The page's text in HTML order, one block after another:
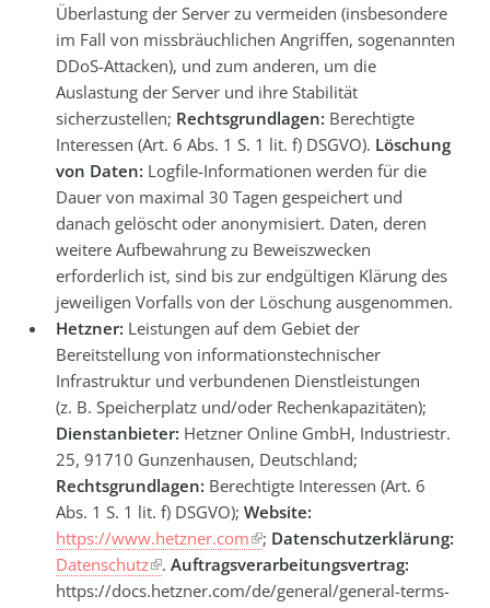
Überlastung der Server zu vermeiden (insbesondere
im Fall von missbräuchlichen Angriffen, sogenannten
DDoS-Attacken), und zum anderen, um die
Auslastung der Server und ihre Stabilität
sicherzustellen; Rechtsgrundlagen: Berechtigte
Interessen (Art. 6 Abs. 1 S. 1 lit. f) DSGVO). Löschung
von Daten: Logfile-Informationen werden für die
Dauer von maximal 30 Tagen gespeichert und
danach gelöscht oder anonymisiert. Daten, deren
weitere Aufbewahrung zu Beweiszwecken
erforderlich ist, sind bis zur endgültigen Klärung des
jeweiligen Vorfalls von der Löschung ausgenommen.
Hetzner: Leistungen auf dem Gebiet der
Bereitstellung von informationstechnischer
Infrastruktur und verbundenen Dienstleistungen
(z. B. Speicherplatz und/oder Rechenkapazitäten);
Dienstanbieter: Hetzner Online GmbH, Industriestr.
25, 91710 Gunzenhausen, Deutschland;
Rechtsgrundlagen: Berechtigte Interessen (Art. 6
Abs. 1 S. 1 lit. f) DSGVO);Website:
https://www.hetzner.com
; Datenschutzerklärung:
Datenschutz
.Auftragsverarbeitungsvertrag:
https://docs.hetzner.com/de/general/general-terms-